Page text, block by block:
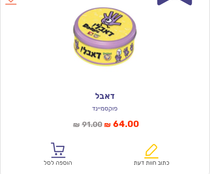
דאבל
פוקסמיינד
₪ 91.00המחיר
₪91.00.
₪ 64.00המחיר
הוא:
כתוב חוות דעת הוספה לסל